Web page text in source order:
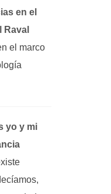
en el
Raval
el marco
yo y mi